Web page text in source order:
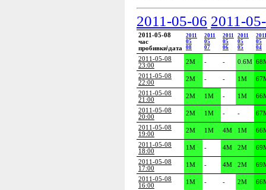
2011-05-06 2011-
2011-05-08
час
пробивки\дата
2011
05
08
2011
05
07
2011
05
06
2011
05
05
05
04
2011-05-08
23:00
2M - - 0.6M
2011-05-08
22:00
2M - - 1M
2011-05-08
21:00
2M 1M - 1M
2011-05-08
20:00
2M 1M - -
2011-05-08
19:00
2M 1M 4M 1M
2011-05-08
18:00
1M - 4M 2M
2011-05-08
17:00
1M - 4M 2M
2011-05-08
16:00
1M - - 2M